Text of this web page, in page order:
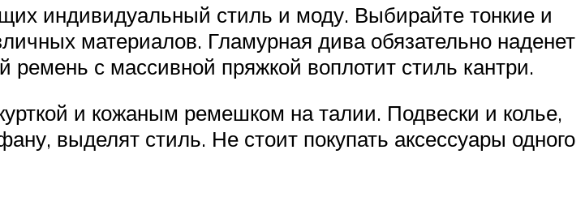
индивидуальный стиль и моду. Выбирайте тонкие и
материалов. Гламурная дива обязательно наденет
с массивной пряжкой воплотит стиль кантри.
и кожаным ремешком на талии. Подвески и колье,
выделят стиль. Не стоит покупать аксессуары одного